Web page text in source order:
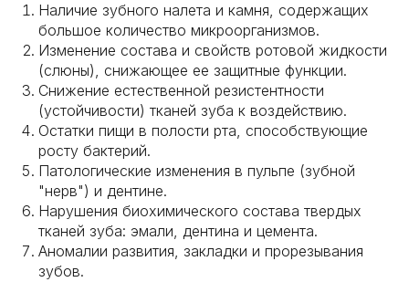
Наличие зубного налета и камня, содержащих
большое количество микроорганизмов.
Изменение состава и свойств ротовой жидкости
(слюны), снижающее ее защитные функции.
Снижение естественной резистентности
(устойчивости) тканей зуба к воздействию.
Остатки пищи в полости рта, способствующие
росту бактерий.
Патологические изменения в пульпе (зубной
"нерв") и дентине.
Нарушения биохимического состава твердых
тканей зуба: эмали, дентина и цемента.
Аномалии развития, закладки и прорезывания
зубов.